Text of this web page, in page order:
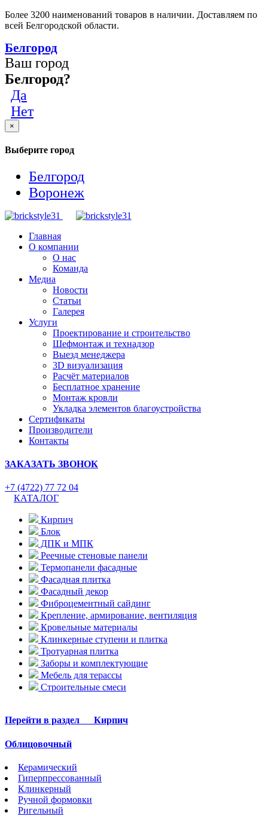
Более 3200 наименований товаров в наличии. Доставляем по
всей Белгородской области.
Белгород
Ваш город
Белгород?
Да
Нет
×
Выберите город
Белгород
Воронеж
Главная
О компании
О нас
Команда
Медиа
Новости
Статьи
Галерея
Услуги
Проектирование и строительство
Шефмонтаж и технадзор
Выезд менеджера
3D визуализация
Расчёт материалов
Бесплатное хранение
Монтаж кровли
Укладка элементов благоустройства
Сертификаты
Производители
Контакты
ЗАКАЗАТЬ ЗВОНОК
+7 (4722) 77 72 04
КАТАЛОГ
Кирпич
Блок
ДПК и МПК
Реечные стеновые панели
Термопанели фасадные
Фасадная плитка
Фасадный декор
Фиброцементный сайдинг
Крепление, армирование, вентиляция
Кровельные материалы
Клинкерные ступени и плитка
Тротуарная плитка
Заборы и комплектующие
Мебель для терассы
Строительные смеси
Перейти в раздел Кирпич
Облицовочный
Керамический
Гиперпрессованный
Клинкерный
Ручной формовки
Ригельный